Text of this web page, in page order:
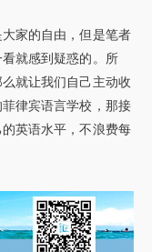
家的自由，但是笔者
就感到疑惑的。所
就让我们自己主动收
律宾语言学校，那接
英语水平，不浪费每